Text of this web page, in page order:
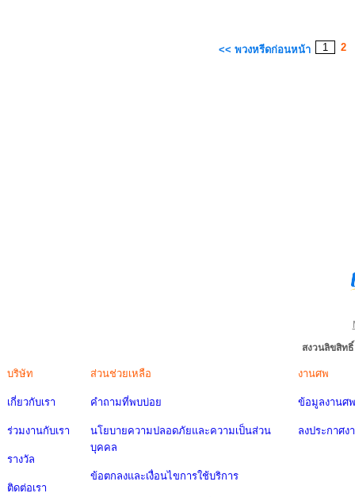
<< พวงหรีดก่อนหน้า 1 2
สงวนลิขสิท
บริษัท
เกี่ยวกับเรา
ร่วมงานกับเรา
รางวัล
ติดต่อเรา
ส่วนช่วยเหลือ
คำถามที่พบบ่อย
นโยบายความปลอดภัยและความเป็นส่วน
บุคคล
ข้อตกลงและเงื่อนไขการใช้บริการ
งานศพ
ข้อมูลงานศพ
ลงประกาศง